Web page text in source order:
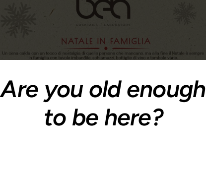
Are you old enough
to be here?